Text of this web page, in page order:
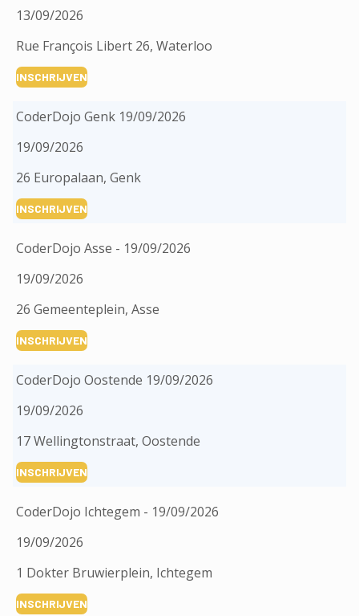
13/09/2026
Rue François Libert 26, Waterloo
INSCHRIJVEN
CoderDojo Genk 19/09/2026
19/09/2026
26 Europalaan, Genk
INSCHRIJVEN
CoderDojo Asse - 19/09/2026
19/09/2026
26 Gemeenteplein, Asse
INSCHRIJVEN
CoderDojo Oostende 19/09/2026
19/09/2026
17 Wellingtonstraat, Oostende
INSCHRIJVEN
CoderDojo Ichtegem - 19/09/2026
19/09/2026
1 Dokter Bruwierplein, Ichtegem
INSCHRIJVEN